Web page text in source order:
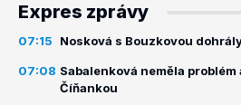
Expres zprávy
07:15 Nosková s Bouzkovou
07:08 Sabalenková neměla
Číňankou